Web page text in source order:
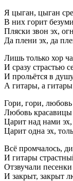
Я цыган, цыган
В них горит
Пляски звон эх,
Да плени эх, да
Лишь только хор
И сразу страстью
И прольётся в
А гитары, а гитары
Гори, гори,
Любовь красавицы
Царит над нами эх,
Царит одна эх,
Всё промчалось,
И гитары
Отзвучали
И закрыт, закрыт